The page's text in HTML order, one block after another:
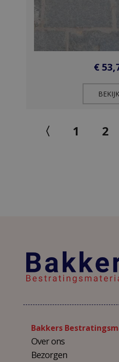
€
BEKIJK​
〈 1 2
Bakkers
Over ons
Bezorgen